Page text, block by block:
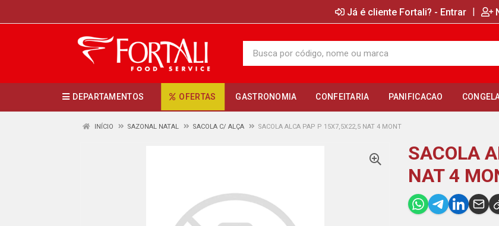
Já é cliente Fortali? - Entrar |
DEPARTAMENTOS OFERTAS GASTRONOMIA CONFEITARIA PANIFICACAO
INÍCIO SAZONAL NATAL SACOLA C/ ALÇA SACOLA ALCA PAP P 15X7,5X22,5 NAT 4 MONT
SACOLA
NAT 4